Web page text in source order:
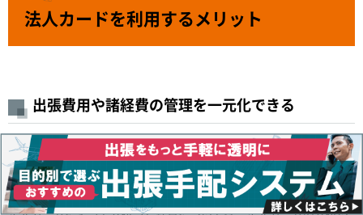
法人カードを利用するメリット
出張費用や諸経費の管理を一元化できる
法人カードを利用することで、出張のための旅費交通費、また出張
中に発生する様々な支払いについて一元管理しやすくなることがメ
リットです。